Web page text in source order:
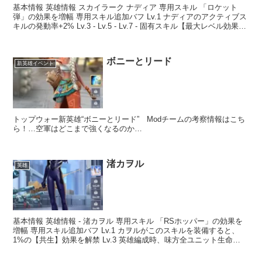
基本情報 英雄情報 スカイラーク ナディア 専用スキル 「ロケット
弾」の効果を増幅 専用スキル追加バフ Lv.1 ナディアのアクティブス
キルの発動率+2% Lv.3 - Lv.5 - Lv.7 - 固有スキル【最大レベル効果】
新英雄イベント ボニーとリード
トップウォー新英雄“ボニーとリード” Modチームの考察情報はこち
ら！…空軍はどこまで強くなるのか…
英雄 渚カヲル
基本情報 英雄情報 - 渚カヲル 専用スキル 「RSホッパー」の効果を
増幅 専用スキル追加バフ Lv.1 カヲルがこのスキルを装備すると、
1%の【共生】効果を解禁 Lv.3 英雄編成時、味方全ユニット生命